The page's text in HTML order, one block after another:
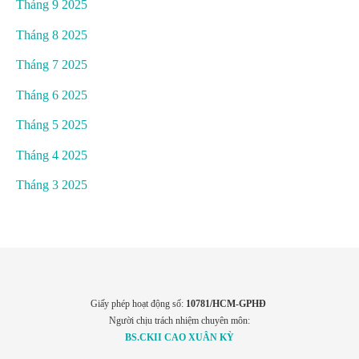
Tháng 9 2025
Tháng 8 2025
Tháng 7 2025
Tháng 6 2025
Tháng 5 2025
Tháng 4 2025
Tháng 3 2025
Giấy phép hoạt động số: 10781/HCM-GPHĐ
Người chịu trách nhiệm chuyên môn:
BS.CKII CAO XUÂN KỲ